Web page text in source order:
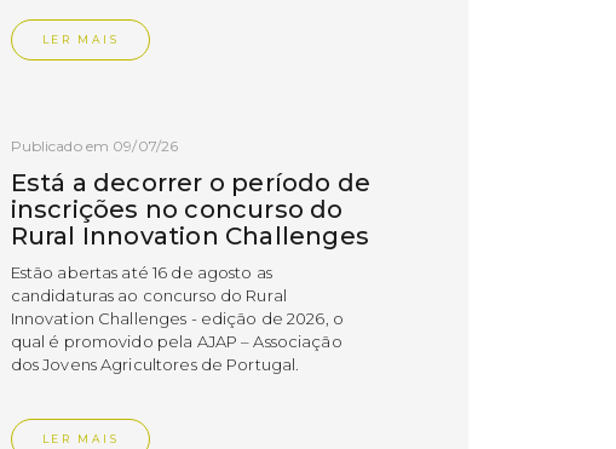
LER MAIS
Publicado em 09/07/26
Está a decorrer o período de
inscrições no concurso do
Rural Innovation Challenges
Estão abertas até 16 de agosto as
candidaturas ao concurso do Rural
Innovation Challenges - edição de 2026, o
qual é promovido pela AJAP – Associação
dos Jovens Agricultores de Portugal.
LER MAIS